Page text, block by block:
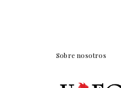
Sobre nosotros